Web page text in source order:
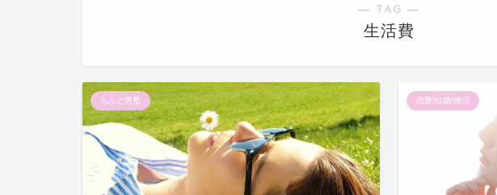
― TAG ―
生活費
らぶど男塾 恋愛/結婚/婚活